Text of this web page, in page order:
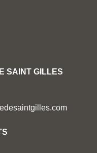
SAINT GILLES